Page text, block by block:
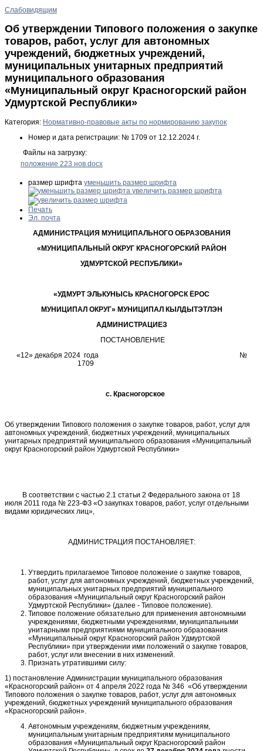
Слабовидящим
Об утверждении Типового положения о закупке
товаров, работ, услуг для автономных
учреждений, бюджетных учреждений,
муниципальных унитарных предприятий
муниципального образования
«Муниципальный округ Красногорский район
Удмуртской Республики»
Категория: Нормативно-правовые акты по нормированию закупок
Номер и дата регистрации: № 1709 от 12.12.2024 г.
Файлы на загрузку:
положение 223 нов.docx
размер шрифта уменьшить размер шрифта
увеличить размер шрифта
Печать
Эл. почта
АДМИНИСТРАЦИЯ МУНИЦИПАЛЬНОГО ОБРАЗОВАНИЯ
«МУНИЦИПАЛЬНЫЙ ОКРУГ КРАСНОГОРСКИЙ РАЙОН
УДМУРТСКОЙ РЕСПУБЛИКИ»
«УДМУРТ ЭЛЬКУНЫСЬ КРАСНОГОРСК ЁРОС
МУНИЦИПАЛ ОКРУГ» МУНИЦИПАЛ КЫЛДЫТЭТЛЭН
АДМИНИСТРАЦИЕЗ
ПОСТАНОВЛЕНИЕ
«12» декабря 2024 года №
1709
с. Красногорское
Об утверждении Типового положения о закупке товаров, работ, услуг для
автономных учреждений, бюджетных учреждений, муниципальных
унитарных предприятий муниципального образования «Муниципальный
округ Красногорский район Удмуртской Республики»
В соответствии с частью 2.1 статьи 2 Федерального закона от 18
июля 2011 года № 223-ФЗ «О закупках товаров, работ, услуг отдельными
видами юридических лиц»,
АДМИНИСТРАЦИЯ ПОСТАНОВЛЯЕТ:
Утвердить прилагаемое Типовое положение о закупке товаров,
работ, услуг для автономных учреждений, бюджетных учреждений,
муниципальных унитарных предприятий муниципального
образования «Муниципальный округ Красногорский район
Удмуртской Республики» (далее - Типовое положение).
Типовое положение обязательно для применения автономными
учреждениями, бюджетными учреждениями, муниципальными
унитарными предприятиями муниципального образования
«Муниципальный округ Красногорский район Удмуртской
Республики» при утверждении ими положений о закупке товаров,
работ, услуг или внесении в них изменений.
Признать утратившими силу:
1) постановление Администрации муниципального образования
«Красногорский район» от 4 апреля 2022 года № 346 «Об утверждении
Типового положения о закупке товаров, работ, услуг для автономных
учреждений, бюджетных учреждений муниципального образования
«Красногорский район».
Автономным учреждениям, бюджетным учреждениям,
муниципальным унитарным предприятиям муниципального
образования «Муниципальный округ Красногорский район